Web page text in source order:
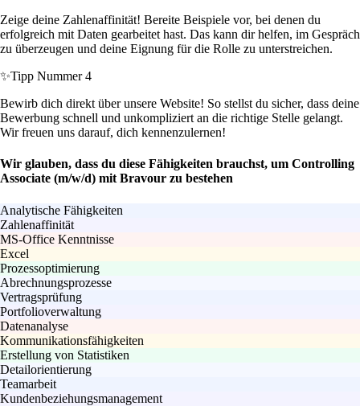
Zeige deine Zahlenaffinität! Bereite Beispiele vor, bei denen du
erfolgreich mit Daten gearbeitet hast. Das kann dir helfen, im Gespräch
zu überzeugen und deine Eignung für die Rolle zu unterstreichen.
✨Tipp Nummer 4
Bewirb dich direkt über unsere Website! So stellst du sicher, dass deine
Bewerbung schnell und unkompliziert an die richtige Stelle gelangt.
Wir freuen uns darauf, dich kennenzulernen!
Wir glauben, dass du diese Fähigkeiten brauchst, um Controlling
Associate (m/w/d) mit Bravour zu bestehen
Analytische Fähigkeiten
Zahlenaffinität
MS-Office Kenntnisse
Excel
Prozessoptimierung
Abrechnungsprozesse
Vertragsprüfung
Portfolioverwaltung
Datenanalyse
Kommunikationsfähigkeiten
Erstellung von Statistiken
Detailorientierung
Teamarbeit
Kundenbeziehungsmanagement